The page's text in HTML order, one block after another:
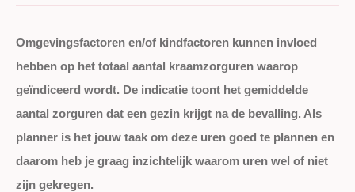
Omgevingsfactoren en/of kindfactoren kunnen invloed
hebben op het totaal aantal kraamzorguren waarop
geïndiceerd wordt. De indicatie toont het gemiddelde
aantal zorguren dat een gezin krijgt na de bevalling. Als
planner is het jouw taak om deze uren goed te plannen en
daarom heb je graag inzichtelijk waarom uren wel of niet
zijn gekregen.